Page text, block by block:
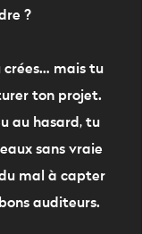
?
crées… mais tu
ton projet.
au hasard, tu
sans vraie
mal à capter
auditeurs.